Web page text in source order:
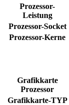
Prozessor-
Leistung
Prozessor-Socket
Prozessor-Kerne
Grafikkarte
Prozessor
Grafikkarte-TYP